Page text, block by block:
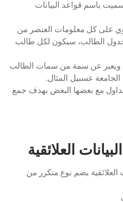
باسم قواعد البيانات
على كل معلومات العنصر من
جدول الطالب، سيكون لكل طالب
ويعبر عن سمة من سمات الطالب
عسبيل المثال.
مع بعضها البعض بهدف جمع
العلائقية
يضم نوع متكرر من